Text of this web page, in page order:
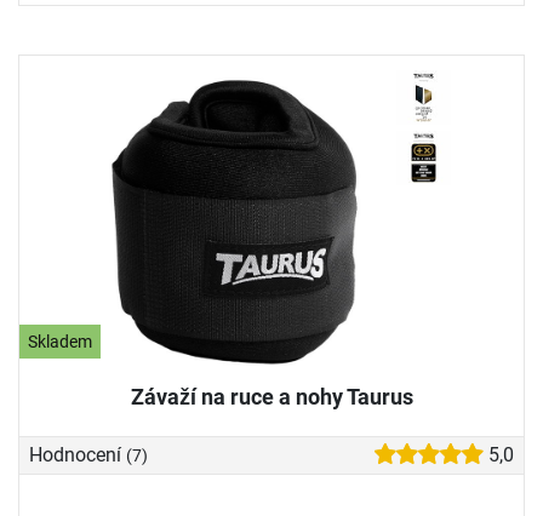
Skladem
Závaží na ruce a nohy Taurus
Hodnocení (7) 5,0